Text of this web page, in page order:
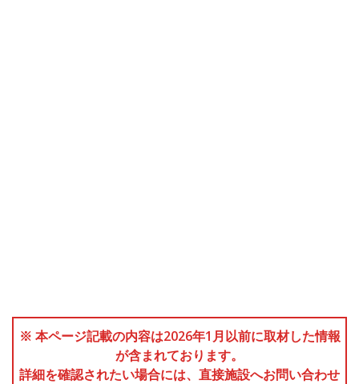
※ 本ページ記載の内容は2026年1月以前に取材した情報
が含まれております。
詳細を確認されたい場合には、直接施設へお問い合わせ